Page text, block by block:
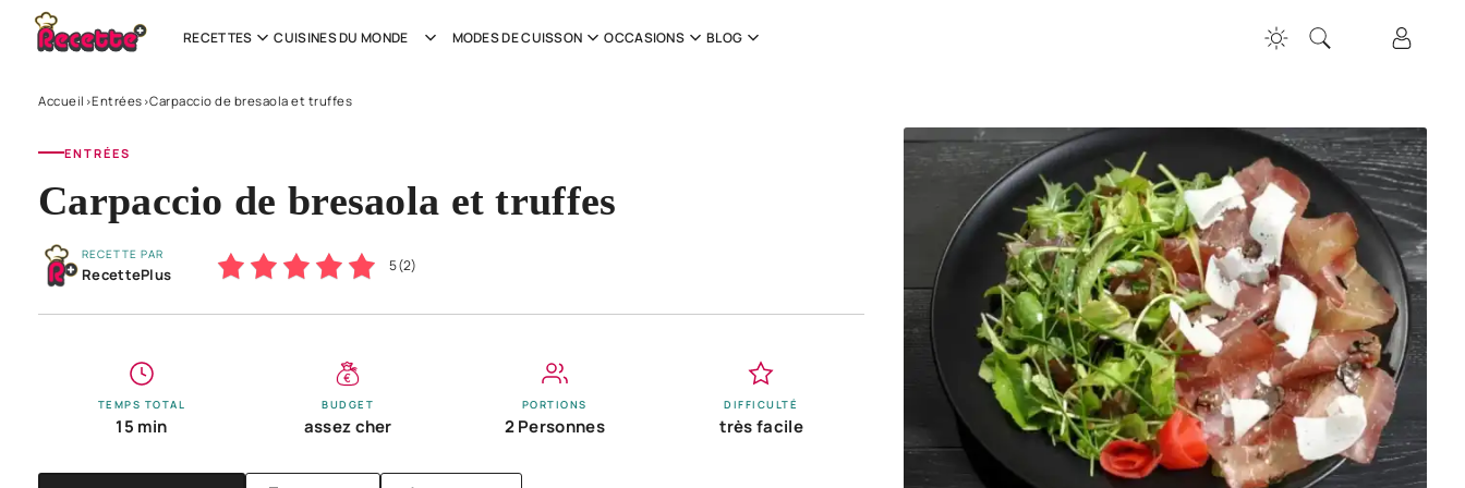
RECETTES CUISINES DU MONDE MODES DE CUISSON OCCASIONS BLOG
Accueil ›Entrées ›Carpaccio de bresaola et truffes
ENTRÉES
Carpaccio de bresaola et truffes
RECETTE PAR
RecettePlus 5(2)
TEMPS TOTAL
15 min
BUDGET
assez cher
PORTIONS
2 Personnes
DIFFICULTÉ
très facile